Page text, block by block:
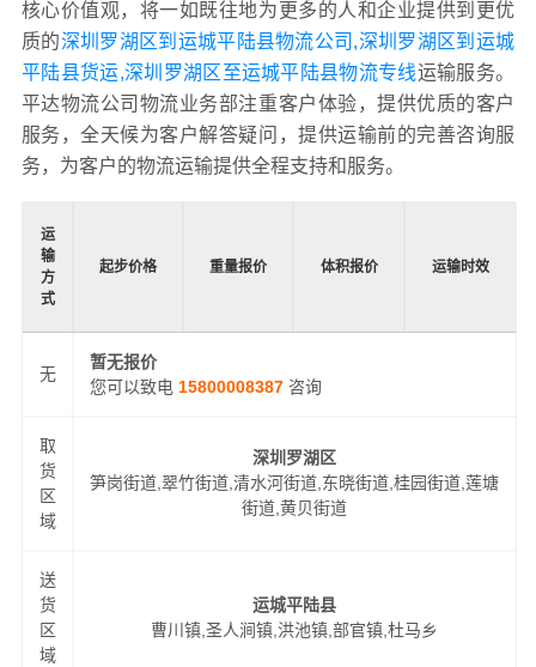
核心价值观，将一如既往地为更多的人和企业提供到更优
质的深圳罗湖区到运城平陆县物流公司,深圳罗湖区到运城
平陆县货运,深圳罗湖区至运城平陆县物流专线运输服务。
平达物流公司物流业务部注重客户体验，提供优质的客户
服务，全天候为客户解答疑问，提供运输前的完善咨询服
务，为客户的物流运输提供全程支持和服务。
运
输
方
式
起步价格 重量报价 体积报价 运输时效
无
暂无报价
您可以致电 15800008387 咨询
取
货
区
域
深圳罗湖区
笋岗街道,翠竹街道,清水河街道,东晓街道,桂园街道,莲塘
街道,黄贝街道
送
货
区
域
运城平陆县
曹川镇,圣人涧镇,洪池镇,部官镇,杜马乡